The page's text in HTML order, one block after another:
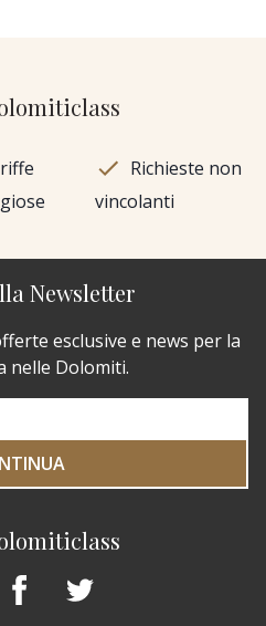
Richieste non
vincolanti
Newsletter
esclusive e news per la
nelle Dolomiti.